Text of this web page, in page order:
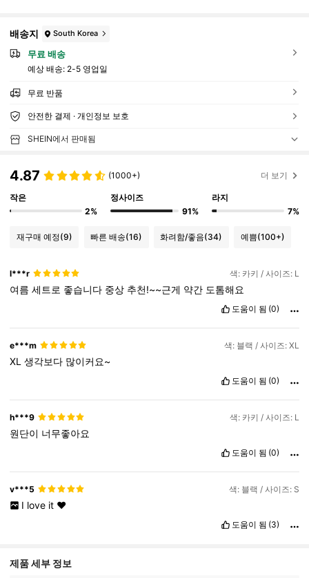
배송지 South Korea
무료 배송
예상 배송: 2-5 영업일
무료 반품
안전한 결제 · 개인정보 보호
SHEIN에서 판매됨
4.87 (1000+) 더 보기
작은
2%
정사이즈
91%
라지
7%
재구매 예정(9) 빠른 배송(16) 화려함/좋음(34) 예쁨(100+)
l***r 색: 카키 / 사이즈: L
여름세트로 좋습니다 중상 추천!~~근게 약간 도톰해요
도움이 됨 (0)
e***m 색: 블랙 / 사이즈: XL
XL생각보다 많이커요~
도움이 됨 (0)
h***9 색: 카키 / 사이즈: L
원단이 너무좋아요
도움이 됨 (0)
v***5 색: 블랙 / 사이즈: S
I love it ❤
도움이 됨 (3)
제품 세부 정보